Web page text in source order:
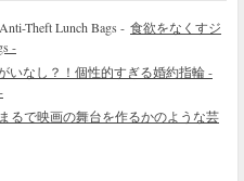
食欲をなくすジ
-
いなし？！個性的すぎる婚約指輪 -
るで映画の舞台を作るかのような芸